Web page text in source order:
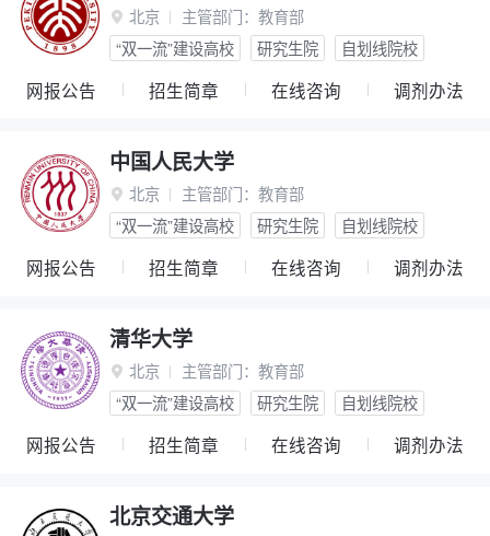
 北京 主管部门： 教育部
“双一流”建设高校
研究生院 自划线院校
网报公告 招生简章 在线咨询 调剂办法
中国人民大学
 北京 主管部门： 教育部
“双一流”建设高校
研究生院 自划线院校
网报公告 招生简章 在线咨询 调剂办法
清华大学
 北京 主管部门： 教育部
“双一流”建设高校
研究生院 自划线院校
网报公告 招生简章 在线咨询 调剂办法
北京交通大学